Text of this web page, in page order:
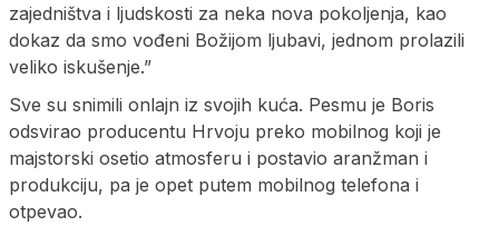
zajedništva i ljudskosti za neka nova pokoljenja, kao
dokaz da smo vođeni Božijom ljubavi, jednom prolazili
veliko iskušenje.”
Sve su snimili onlajn iz svojih kuća. Pesmu je Boris
odsvirao producentu Hrvoju preko mobilnog koji je
majstorski osetio atmosferu i postavio aranžman i
produkciju, pa je opet putem mobilnog telefona i
otpevao.